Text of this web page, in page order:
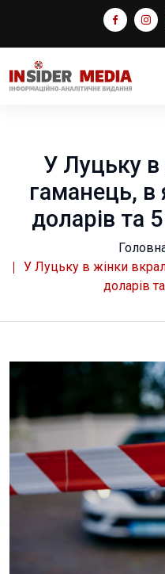
У Луцьку
гаманець, в
доларів та
У Луцьку в жінки
доларів